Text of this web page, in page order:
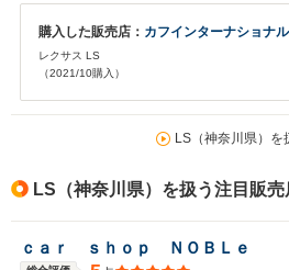
購入した販売店： カフインターナショナル
レクサス LS
（2021/10購入）
LS（神奈川県）を
LS（神奈川県）を扱う注目販売
ｃａｒ ｓｈｏｐ ＮＯＢＬｅ